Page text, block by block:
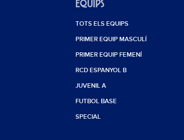
EQUIPS
TOTS ELS EQUIPS
PRIMER EQUIP MASCULÍ
PRIMER EQUIP FEMENÍ
RCD ESPANYOL B
JUVENIL A
FUTBOL BASE
SPECIAL